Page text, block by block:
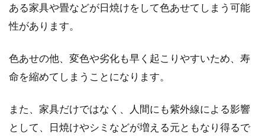
あるのではな...
窓に貼った「粘着テープ」を取りた
い！効果的な剥がし方は？
ある家具や畳などが日焼けをして色あせてしまう可能
性があります。
色あせの他、変色や劣化も早く起こりやすいため、寿
命を縮めてしまうことになります。
また、家具だけではなく、人間にも紫外線による影響
として、日焼けやシミなどが増える元ともなり得るで